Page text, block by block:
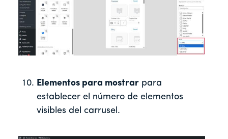
Elementos para mostrar para
establecer el número de elementos
visibles del carrusel.